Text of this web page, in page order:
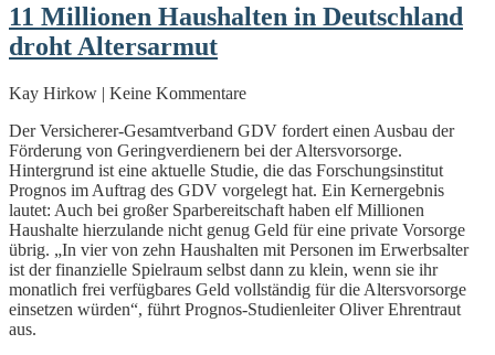
11 Millionen Haushalten in Deutschland
droht Altersarmut
Kay Hirkow | Keine Kommentare
Der Versicherer-Gesamtverband GDV fordert einen Ausbau der
Förderung von Geringverdienern bei der Altersvorsorge.
Hintergrund ist eine aktuelle Studie, die das Forschungsinstitut
Prognos im Auftrag des GDV vorgelegt hat. Ein Kernergebnis
lautet: Auch bei großer Sparbereitschaft haben elf Millionen
Haushalte hierzulande nicht genug Geld für eine private Vorsorge
übrig. „In vier von zehn Haushalten mit Personen im Erwerbsalter
ist der finanzielle Spielraum selbst dann zu klein, wenn sie ihr
monatlich frei verfügbares Geld vollständig für die Altersvorsorge
einsetzen würden“, führt Prognos-Studienleiter Oliver Ehrentraut
aus.